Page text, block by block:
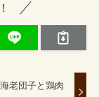
老団子と鶏肉